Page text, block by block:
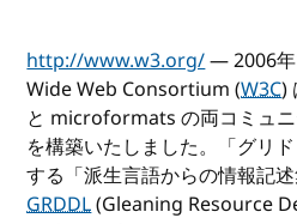
http://www.w3.org/— 2006
Wide Web Consortium (W3C)
と microformats の両コミュ
を構築いたしました。「グリ
する「派生言語からの情報記
GRDDL(Gleaning Resource